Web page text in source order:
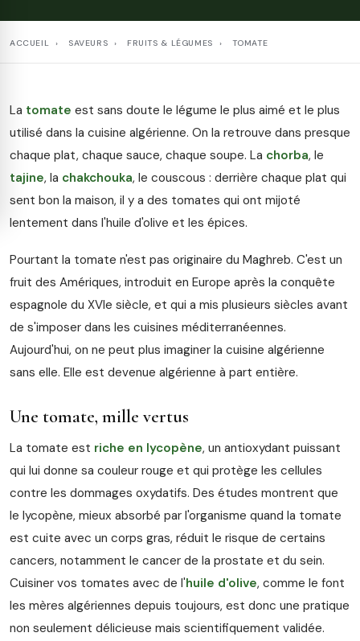
ACCUEIL › SAVEURS › FRUITS & LÉGUMES › TOMATE
La tomate est sans doute le légume le plus aimé et le plus
utilisé dans la cuisine algérienne. On la retrouve dans presque
chaque plat, chaque sauce, chaque soupe. La chorba, le
tajine, la chakchouka, le couscous : derrière chaque plat qui
sent bon la maison, il y a des tomates qui ont mijoté
lentement dans l'huile d'olive et les épices.
Pourtant la tomate n'est pas originaire du Maghreb. C'est un
fruit des Amériques, introduit en Europe après la conquête
espagnole du XVIe siècle, et qui a mis plusieurs siècles avant
de s'imposer dans les cuisines méditerranéennes.
Aujourd'hui, on ne peut plus imaginer la cuisine algérienne
sans elle. Elle est devenue algérienne à part entière.
Une tomate, mille vertus
La tomate est riche en lycopène, un antioxydant puissant
qui lui donne sa couleur rouge et qui protège les cellules
contre les dommages oxydatifs. Des études montrent que
le lycopène, mieux absorbé par l'organisme quand la tomate
est cuite avec un corps gras, réduit le risque de certains
cancers, notamment le cancer de la prostate et du sein.
Cuisiner vos tomates avec de l'huile d'olive, comme le font
les mères algériennes depuis toujours, est donc une pratique
non seulement délicieuse mais scientifiquement validée.